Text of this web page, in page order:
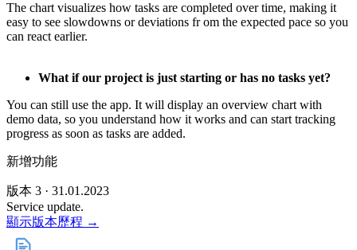
The chart visualizes how tasks are completed over time, making it
easy to see slowdowns or deviations fr om the expected pace so you
can react earlier.
What if our project is just starting or has no tasks yet?
You can still use the app. It will display an overview chart with
demo data, so you understand how it works and can start tracking
progress as soon as tasks are added.
新增功能
版本 3 · 31.01.2023
Service update.
顯示版本歷程 →